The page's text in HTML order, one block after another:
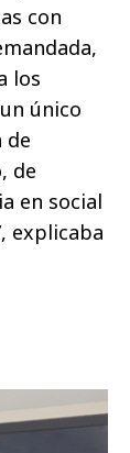
con
los
único
de
de
en social
explicaba